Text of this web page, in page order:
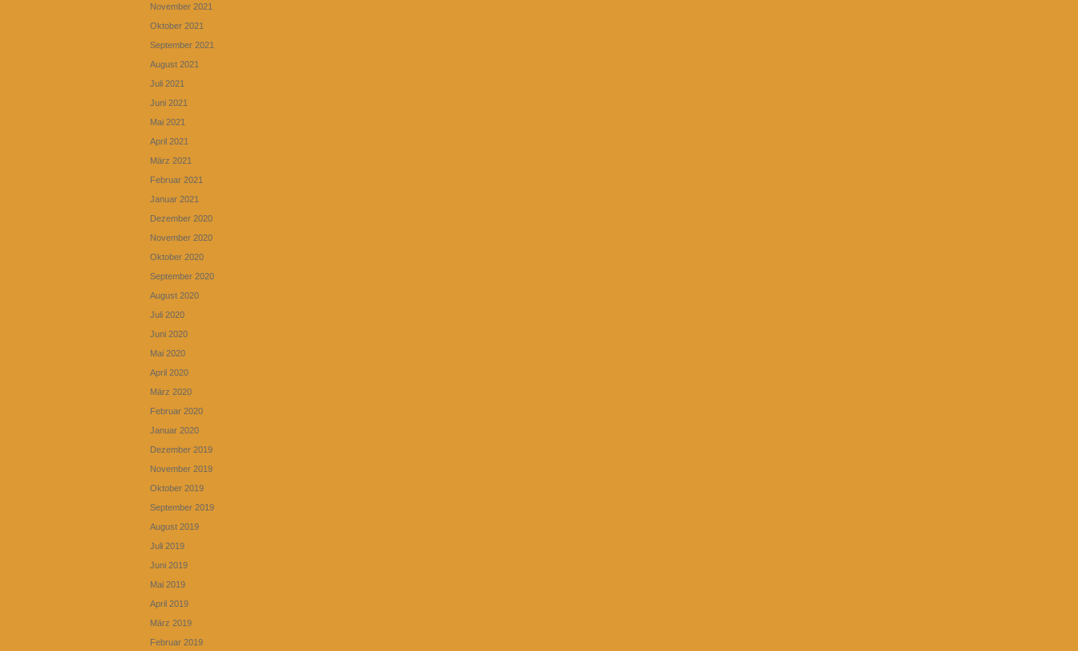
November 2021
Oktober 2021
September 2021
August 2021
Juli 2021
Juni 2021
Mai 2021
April 2021
März 2021
Februar 2021
Januar 2021
Dezember 2020
November 2020
Oktober 2020
September 2020
August 2020
Juli 2020
Juni 2020
Mai 2020
April 2020
März 2020
Februar 2020
Januar 2020
Dezember 2019
November 2019
Oktober 2019
September 2019
August 2019
Juli 2019
Juni 2019
Mai 2019
April 2019
März 2019
Februar 2019